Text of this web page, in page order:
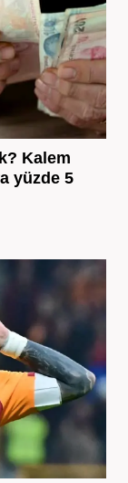
Kalem
yüzde 5